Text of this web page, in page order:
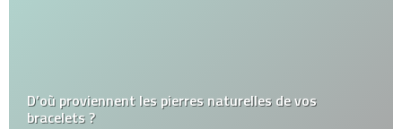
D’où proviennent les pierres naturelles de vos
bracelets ?